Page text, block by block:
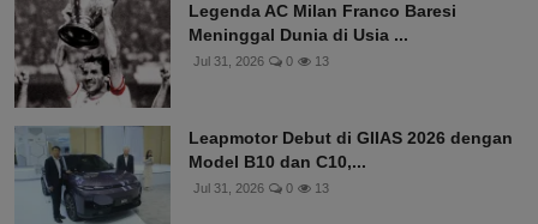
Legenda AC Milan Franco Baresi
Meninggal Dunia di Usia ...
Jul 31, 2026 0 13
Leapmotor Debut di GIIAS 2026 dengan
Model B10 dan C10,...
Jul 31, 2026 0 13